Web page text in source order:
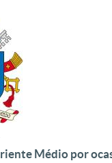
Médio por